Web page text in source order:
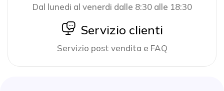
Dal lunedi al venerdi dalle 8:30 alle 18:30
icon
Servizio clienti
Servizio post vendita e FAQ